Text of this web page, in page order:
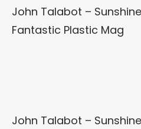
John Talabot –
Fantastic Plastic Mag
John Talabot –